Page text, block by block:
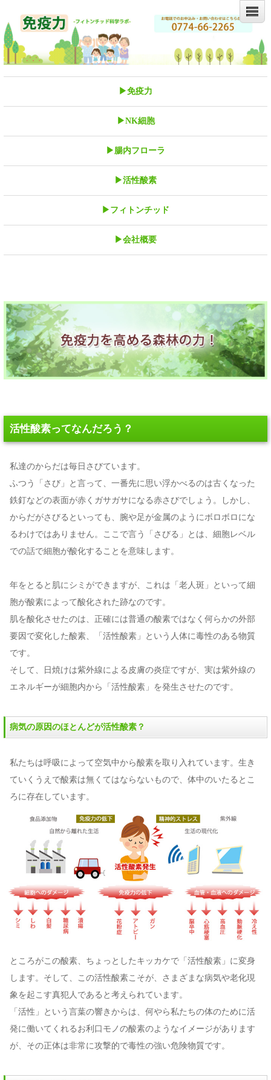
▶免疫力
▶NK細胞
▶腸内フローラ
▶活性酸素
▶フィトンチッド
▶会社概要
活性酸素ってなんだろう？
私達のからだは毎日さびています。
ふつう「さび」と言って、一番先に思い浮かべるのは古くなった
鉄釘などの表面が赤くガサガサになる赤さびでしょう。しかし、
からだがさびるといっても、腕や足が金属のようにボロボロにな
るわけではありません。ここで言う「さびる」とは、細胞レベル
での話で細胞が酸化することを意味します。
年をとると肌にシミができますが、これは「老人斑」といって細
胞が酸素によって酸化された跡なのです。
肌を酸化させたのは、正確には普通の酸素ではなく何らかの外部
要因で変化した酸素、「活性酸素」という人体に毒性のある物質
です。
そして、日焼けは紫外線による皮膚の炎症ですが、実は紫外線の
エネルギーが細胞内から「活性酸素」を発生させたのです。
病気の原因のほとんどが活性酸素？
私たちは呼吸によって空気中から酸素を取り入れています。生き
ていくうえで酸素は無くてはならないもので、体中のいたるとこ
ろに存在しています。
ところがこの酸素、ちょっとしたキッカケで「活性酸素」に変身
します。そして、この活性酸素こそが、さまざまな病気や老化現
象を起こす真犯人であると考えられています。
「活性」という言葉の響きからは、何やら私たちの体のために活
発に働いてくれるお利口モノの酸素のようなイメージがあります
が、その正体は非常に攻撃的で毒性の強い危険物質です。